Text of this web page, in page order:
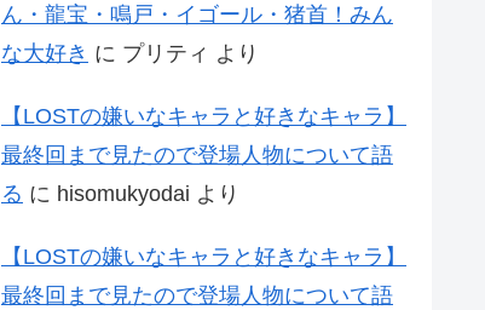
ん・龍宝・鳴戸・イゴール・猪首！みん
な大好き に プリティ より
【LOSTの嫌いなキャラと好きなキャラ】
最終回まで見たので登場人物について語
る に hisomukyodai より
【LOSTの嫌いなキャラと好きなキャラ】
最終回まで見たので登場人物について語